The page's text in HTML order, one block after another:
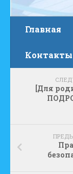
Главная
Контакты
[Для